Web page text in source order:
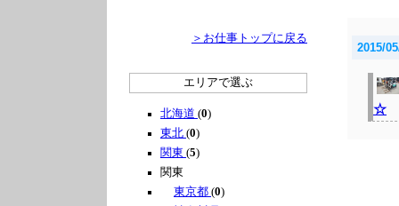
＞お仕事トップに戻る
エリアで選ぶ
北海道 (0)
東北 (0)
関東 (5)
関東
東京都 (0)
2015/
☆